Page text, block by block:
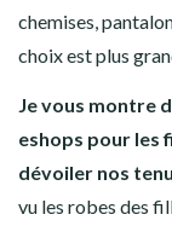
chemises,
choix est plus
Je vous montre
eshops pour les
dévoiler nos
vu les robes des